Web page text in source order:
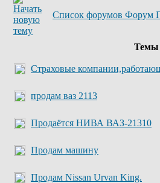
Список форумов Форум
Темы
Страховые
продам ваз 2113
Продаётся НИВА ВАЗ-21310
Продам машину
Продам Nissan Urvan King.